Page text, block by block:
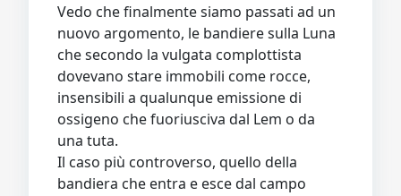
Vedo che finalmente siamo passati ad un
nuovo argomento, le bandiere sulla Luna
che secondo la vulgata complottista
dovevano stare immobili come rocce,
insensibili a qualunque emissione di
ossigeno che fuoriusciva dal Lem o da
una tuta.
Il caso più controverso, quello della
bandiera che entra e esce dal campo